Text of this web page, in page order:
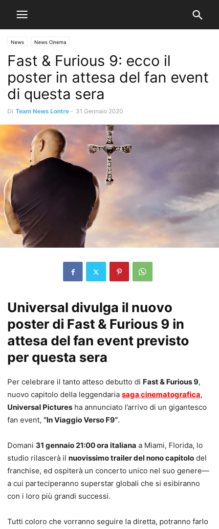
News News Cinema
Fast & Furious 9: ecco il
poster in attesa del fan event
di questa sera
Di Team News Lontre - 31 Gennaio 2020
Universal divulga il nuovo
poster di Fast & Furious 9 in
attesa del fan event previsto
per questa sera
Per celebrare il tanto atteso debutto di Fast & Furious 9,
nuovo capitolo della leggendaria saga cinematografica,
Universal Pictures ha annunciato l’arrivo di un gigantesco
fan event, “In Viaggio Verso F9”.
Domani 31 gennaio 21:00 ora italiana a Miami, Florida, lo
studio rilascerà il nuovissimo trailer del nono capitolo del
franchise, ed ospiterà un concerto unico nel suo genere—
a cui parteciperanno superstar globali che si esibiranno
con i loro più grandi successi.
Tutti coloro che vorranno seguire la diretta, potranno farlo